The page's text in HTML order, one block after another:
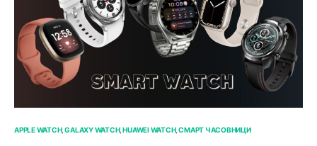
APPLE WATCH GALAXY WATCH HUAWEI WATCH СМАРТ ЧАСОВНИЦИ